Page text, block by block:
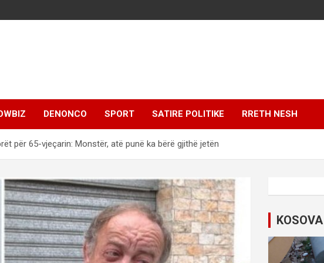
DENONCO SPORT SATIRE POLITIKE RRETH NESH
për 65-vjeçarin: Monstër, atë punë ka bërë gjithë jetën
KOSOVA